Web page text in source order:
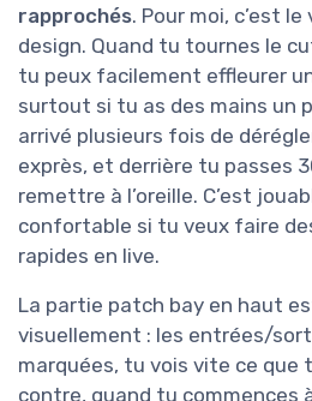
rapprochés. Pour moi, c’est
design. Quand tu tournes le
tu peux facilement effleurer
surtout si tu as des mains un
arrivé plusieurs fois de
exprès, et derrière tu passes
remettre à l’oreille. C’est
confortable si tu veux faire
rapides en live.
La partie patch bay en haut
visuellement : les entrées/
marquées, tu vois vite ce que
contre, quand tu commences